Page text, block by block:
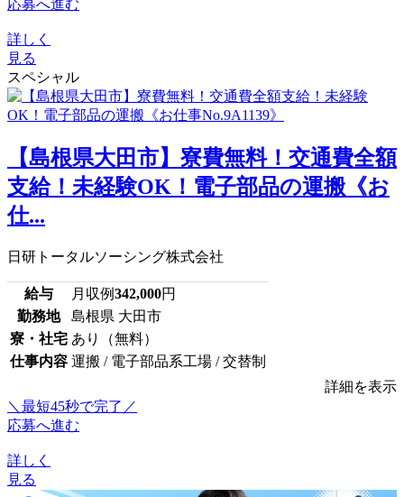
応募へ進む
詳しく
見る
スペシャル
【島根県大田市】寮費無料！交通費全額
支給！未経験OK！電子部品の運搬《お
仕...
日研トータルソーシング株式会社
給与 月収例342,000円
勤務地
島根県 大田市
寮・社宅 あり（無料）
仕事内容 運搬 / 電子部品系工場 / 交替制
詳細を表示
＼最短45秒で完了／
応募へ進む
詳しく
見る